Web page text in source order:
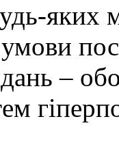
яких
умови
–